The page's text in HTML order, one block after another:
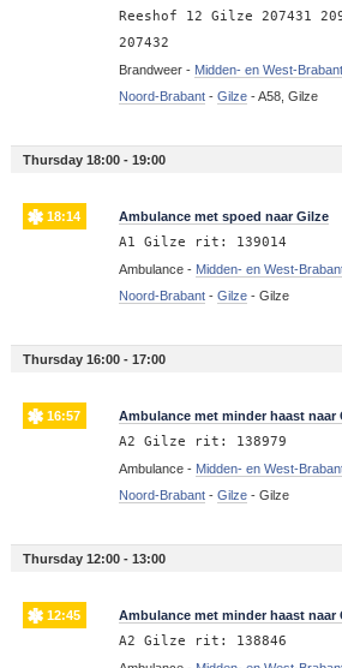
Reeshof 12 Gilze 207431
207432
Brandweer - Midden- en West-Brabant
Noord-Brabant- Gilze-A58, Gilze
Thursday 18:00 - 19:00
18:14 Ambulance met spoed naar Gilze
A1 Gilze rit: 139014
Ambulance - Midden- en West-
Noord-Brabant- Gilze- Gilze
Thursday 16:00 - 17:00
16:57 Ambulance met minder haast naar
A2 Gilze rit: 138979
Ambulance - Midden- en West-
Noord-Brabant- Gilze- Gilze
Thursday 12:00 - 13:00
12:45 Ambulance met minder haast naar
A2 Gilze rit: 138846